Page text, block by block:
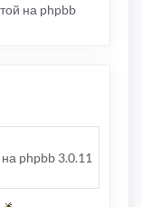
на phpbb
phpbb 3.0.11